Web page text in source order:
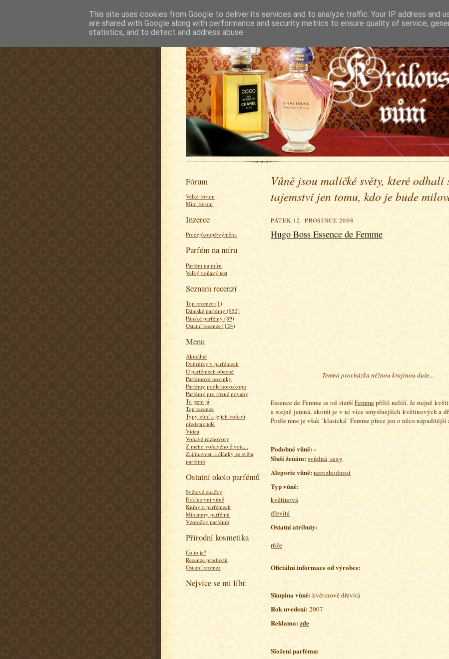
Fórum
Velké fórum
Mini fórum
Inzerce
Prodej/koupě/výměna
Parfém na míru
Parfém na míru
Velký voňavý test
Seznam recenzí
Top recenze (1)
Dámské parfémy (952)
Pánské parfémy (89)
Ostatní recenze (124)
Menu
Aktuálně
Dobrůtky v parfémech
O parfémech obecně
Parfémové novinky
Parfémy podle horoskopu
Parfémy pro různé povahy
To jsem já
Top recenze
Typy vůní a jejich voňaví
představitelé
Videa
Voňavé rozhovory
Z mého voňavého života...
Zajímavosti a články ze světa
parfémů
Ostatní okolo parfémů
Světové značky
Exkluzivní vůně
Knihy o parfémech
Miniatury parfémů
Vzorečky parfémů
Přírodní kosmetika
Co to je?
Recenze pruduktů
Ostatní recenze
Nejvíce se mi líbí:
Vůně jsou maličké světy, které odhalí
tajemství jen tomu, kdo je bude
PÁTEK 12. PROSINCE 2008
Hugo Boss Essence de Femme
Temná procházka něžnou krajinou duše...
Essence de Femme se od staršíFemmepříliš neliší.Je stejně
a stejně jemná, akorát je v ní více smyslnejších květinových a
Podle mne je však "klasická" Femme přece jen o něco
Podobné vůně: -
Sluší ženám:svůdná, sexy
Alegorie vůně:nerozhodnost
Typ vůně:
květinová
dřevitá
Ostatní atributy:
růže
Oficiální informace od výrobce:
Skupina vůně:květinově dřevitá
Rok uvedení:2007
Reklama:zde
Složení parfému:
This site uses cookies from Google to deliver its services and to analyze traffic. Your IP address and
are shared with Google along with performance and security metrics to ensure quality of service,
statistics, and to detect and address abuse.